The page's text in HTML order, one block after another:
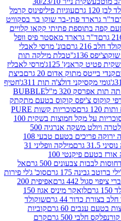
120 גרם
עוגיות פיליפינוס קרמל
ד"ר גרארד פתי-בר שוקו בר בסקוויט
קפה בתוספת פתיתי קקאו קלויים
ד"ר גרארד מאסטר פיס וופל
216 גרם
בונ' מרסי לאבלי
136ג'
'טבלת מילקה תות
פטיט קראנץ' 125ג'
מרסי לאבליז
קנדי בייטס מתוק אדום 20 גרם
ביצת
גומי מקסיקני דולצ'ה תות 311ג'
חטיף
BUBBLE
קוקוס צ'יפס קוקוס בטעם מתקתק
סוכריות קשות PURE
סאוור מדנס סוכריות על מקל חמוצות בשקית 100
מונסטר (סגול) אולטרה ויולט משקה אנרגיה 500
סנאפי חטיפי אפונה ירוקה פריכים בטעם טבעי 108
31.5 גרם
מילקה וופליני 31
חטיף סטייל קוריאה אורז בטעם פיקנטי 100
אל
גבינה 175 גרם
סוכ' ג'לי פירות
ציפוי סגול 442 גרם
אפיפית 200
לואקר מיניס אגוז 150
בצורת כדור 44 גרם
שוקולד
בטעם ענבים 60 גרם
קוביות
חלבי 500 גרם
קרם